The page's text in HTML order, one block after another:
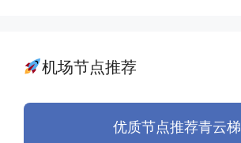
机场节点推荐
优质节点推荐青云梯